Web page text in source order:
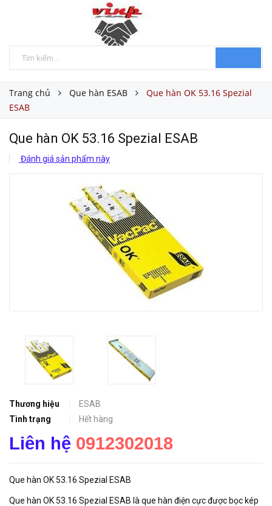
Trang chủ Que hàn ESAB
Que hàn OK 53.16 Spezial
ESAB
Que hàn OK 53.16 Spezial ESAB
Đánh giá sản phẩm này
Thương hiệu
ESAB
Tình trạng
Hết hàng
Liên hệ 0912302018
Que hàn OK 53.16 Spezial ESAB
Que hàn OK 53.16 Spezial ESAB là que hàn điện cực được bọc kép